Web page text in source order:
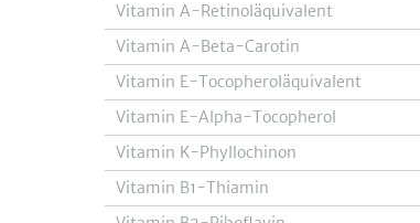
Vitamin A-Retinoläquivalent
Vitamin A-Beta-Carotin
Vitamin E-Tocopheroläquivalent
Vitamin E-Alpha-Tocopherol
Vitamin K-Phyllochinon
Vitamin B1-Thiamin